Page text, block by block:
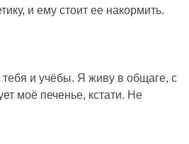
и ему стоит ее накормить.
и учёбы. Я живу в общаге, с
моё печенье, кстати. Не